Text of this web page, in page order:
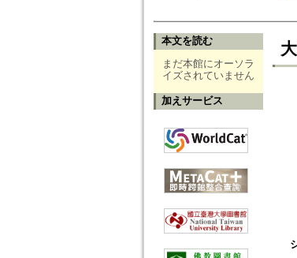
本文を読む
まだ本館にオーソラ
イズされていません
加えサービス